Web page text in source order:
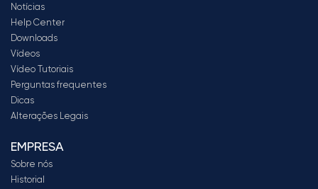
Notícias
Help Center
Downloads
Vídeos
Vídeo Tutoriais
Perguntas frequentes
Dicas
Alterações Legais
EMPRESA
Sobre nós
Historial